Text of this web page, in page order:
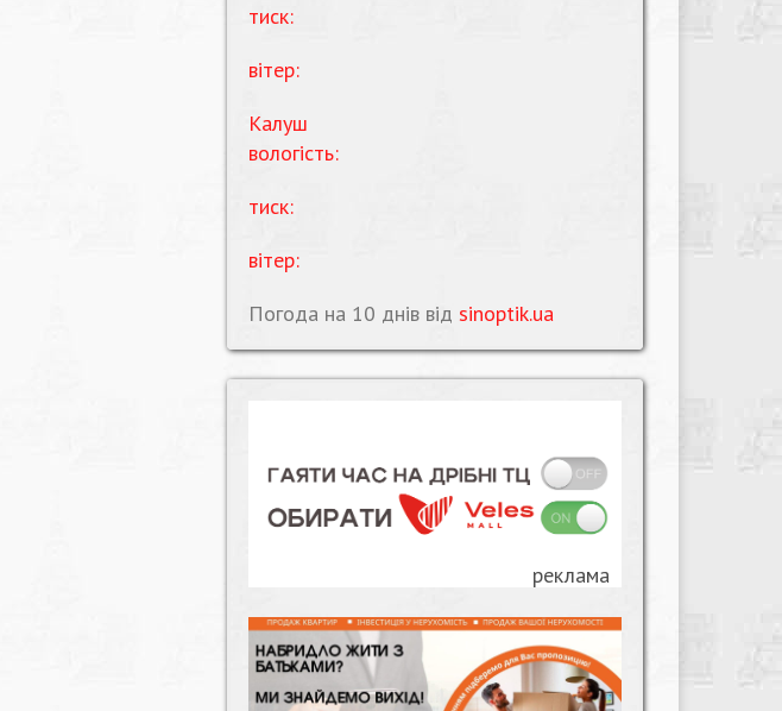
тиск:
вітер:
Калуш
вологість:
тиск:
вітер:
Погода на 10 днів від sinoptik.ua